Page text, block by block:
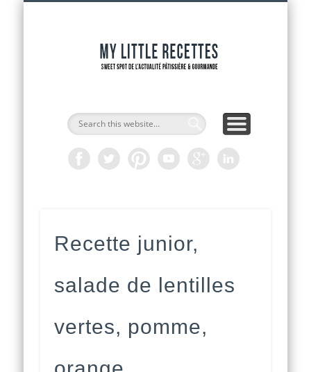
Recette junior,
salade de lentilles
vertes, pomme,